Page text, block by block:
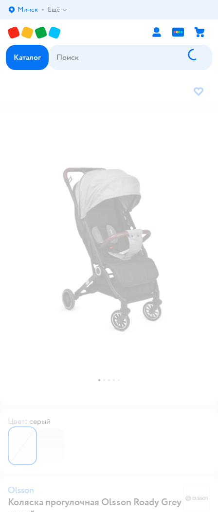
Выбор адреса доставки.
Минск Ещё
Каталог
В
Цвет: серый
6309361
Olsson
Коляска прогулочная Olsson Roady Grey